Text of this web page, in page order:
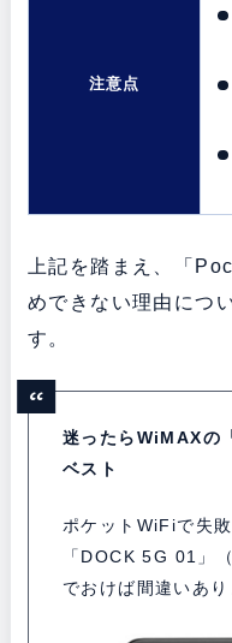
注意点
上記を踏まえ、 「
めできない理由につ
す。
迷ったらWiMAXの
ベスト
ポケットWiFiで失
「 DOCK 5G 01 」（
でおけば間違いあり